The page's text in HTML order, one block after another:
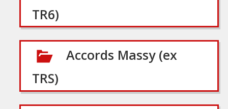
TR6)
Accords Massy (ex
TRS)